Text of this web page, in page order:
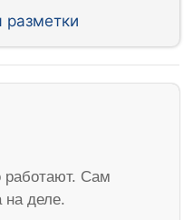
работают. Сам
на деле.